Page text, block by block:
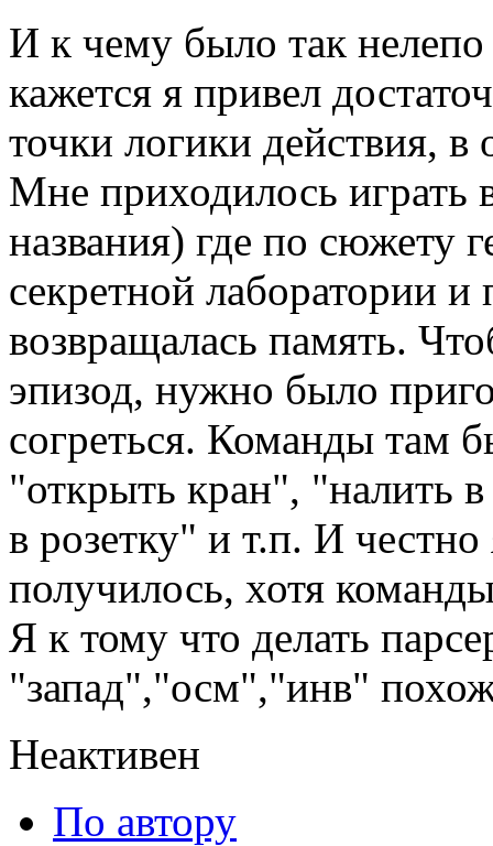
И к чему было так
кажется я привел
точки логики действия, в
Мне приходилось играть
названия) где по сюжету
секретной лаборатории
возвращалась память.
эпизод, нужно было
согреться. Команды там
"открыть кран", "налить
в розетку" и т.п. И
получилось, хотя
Я к тому что делать
"запад","осм","инв"
Неактивен
По автору